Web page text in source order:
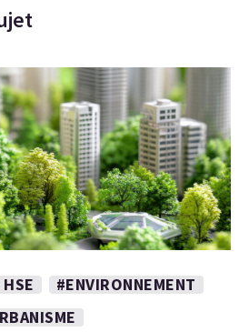
#ENVIRONNEMENT